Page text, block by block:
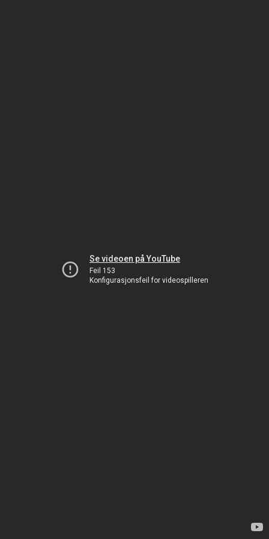
Se videoen på YouTube
Feil 153
Konfigurasjonsfeil for videospilleren